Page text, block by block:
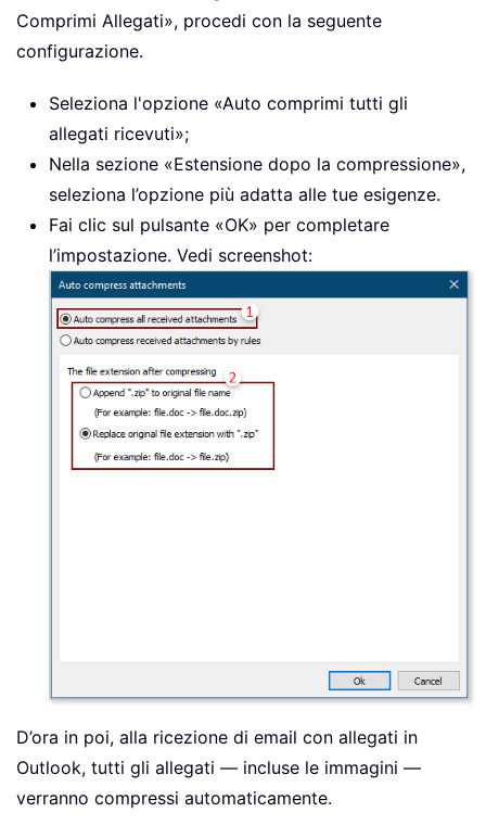
Comprimi Allegati», procedi con la seguente
configurazione.
Seleziona l'opzione «Auto comprimi tutti gli
allegati ricevuti»;
Nella sezione «Estensione dopo la compressione»,
seleziona l’opzione più adatta alle tue esigenze.
Fai clic sul pulsante «OK» per completare
l’impostazione. Vedi screenshot:
D’ora in poi, alla ricezione di email con allegati in
Outlook, tutti gli allegati — incluse le immagini —
verranno compressi automaticamente.